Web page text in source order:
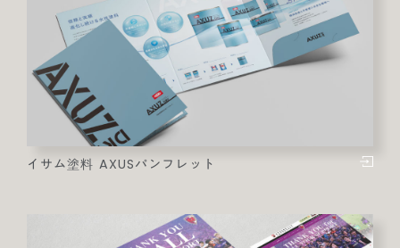
イサム塗料 AXUSパンフレット